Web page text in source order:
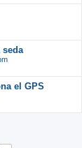
el GPS